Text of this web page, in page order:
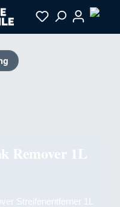
Remover 1L
Streifenentferner 1L